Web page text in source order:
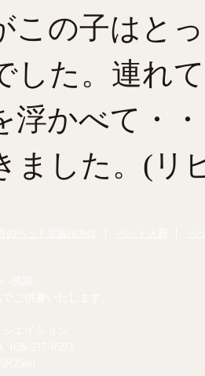
この子はと
した。連れ
浮かべて・
ました。(リ